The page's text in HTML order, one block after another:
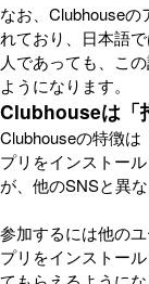
なお、Clubhouse
れており、日本語
人であっても、こ
ようになります。
Clubhouseは「
Clubhouseの特徴は
プリをインストー
が、他のSNSと異な
参加するには他の
プリをインストー